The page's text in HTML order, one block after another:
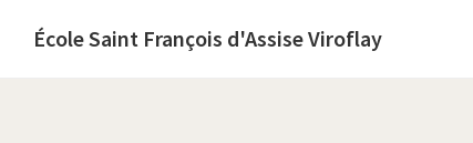
École Saint François d'Assise Viroflay